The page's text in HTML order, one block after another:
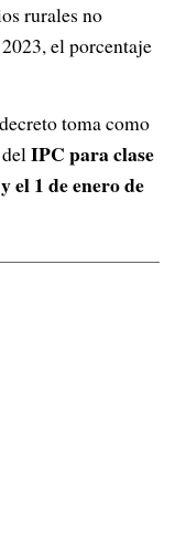
rurales no
el porcentaje
toma como
IPC para clase
el 1 de enero de